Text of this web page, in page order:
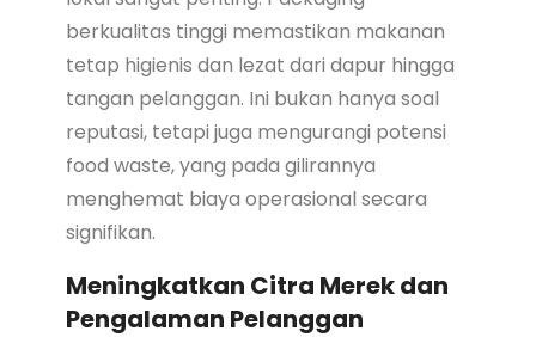
berkualitas tinggi memastikan makanan
tetap higienis dan lezat dari dapur hingga
tangan pelanggan. Ini bukan hanya soal
reputasi, tetapi juga mengurangi potensi
food waste, yang pada gilirannya
menghemat biaya operasional secara
signifikan.
Meningkatkan Citra Merek dan
Pengalaman Pelanggan